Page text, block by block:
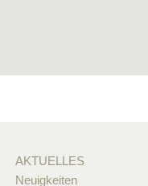
AKTUELLES
Neuigkeiten